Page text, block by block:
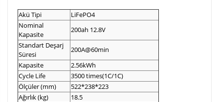
Akü Tipi
LiFePO4
Nominal
Kapasite
200ah 12.8V
Standart Deşarj
Süresi
200A@60min
Kapasite
2.56kWh
Cycle Life
3500 times(1C/1C)
Ölçüler (mm)
522*238*223
Ağırlık (kg)
18.5